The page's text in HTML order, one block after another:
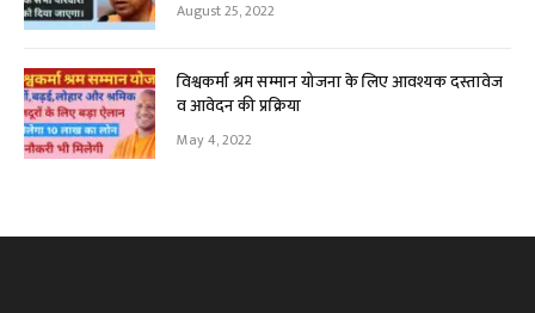
August 25, 2022
विश्वकर्मा श्रम सम्मान योजना के लिए आवश्यक दस्तावेज
व आवेदन की प्रक्रिया
May 4, 2022